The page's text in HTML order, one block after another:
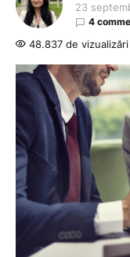
23
4
48.837 de vizualizări